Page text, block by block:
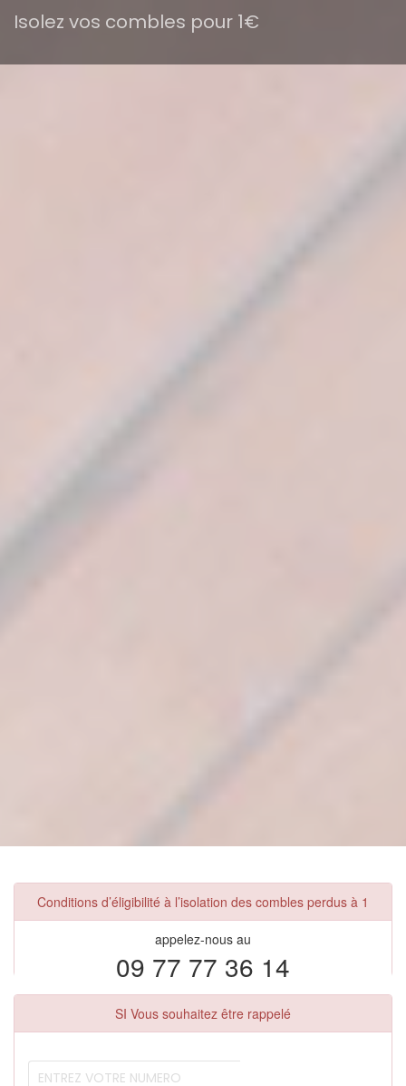
Isolez vos combles pour 1€
Conditions d’éligibilité à l’isolation des combles perdus à 1
appelez-nous au
09 77 77 36 14
SI Vous souhaitez être rappelé